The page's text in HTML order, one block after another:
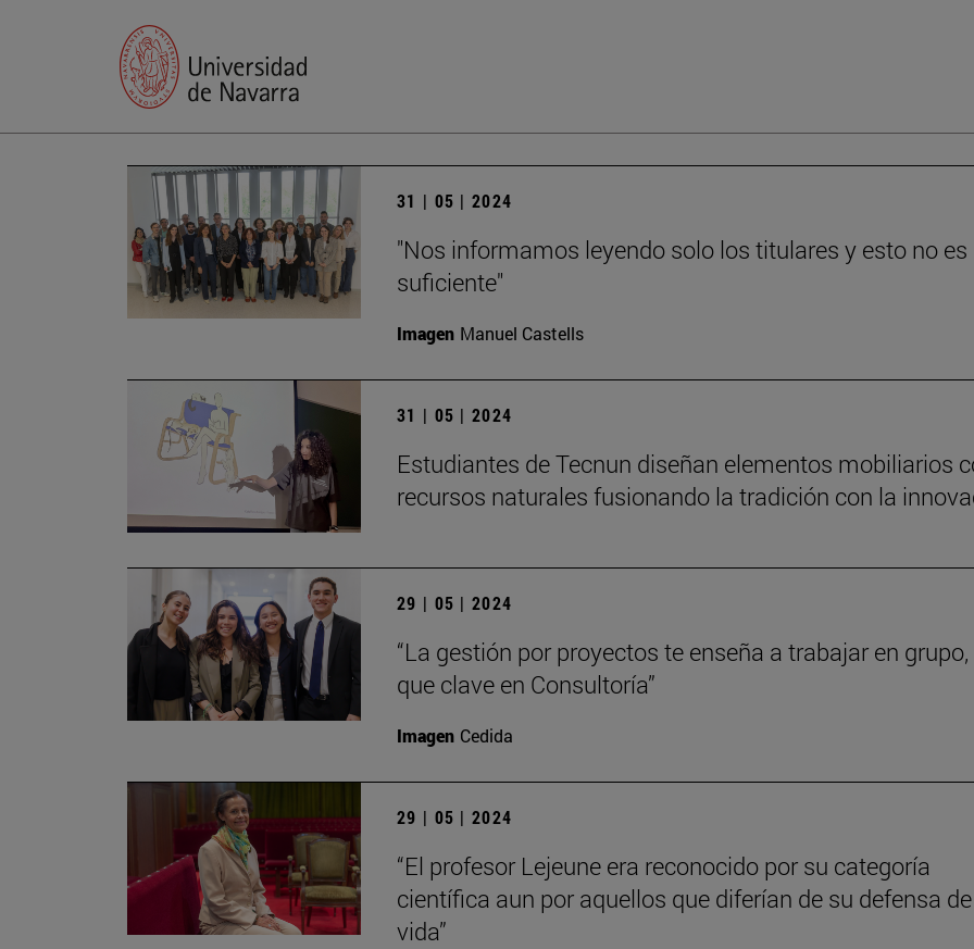
31 | 05 | 2024
"Nos informamos leyendo solo los titulares y esto no es
suficiente"
Imagen Manuel Castells
31 | 05 | 2024
Estudiantes de Tecnun diseñan elementos mobiliarios
recursos naturales fusionando la tradición con la
29 | 05 | 2024
“La gestión por proyectos te enseña a trabajar en
que clave en Consultoría”
Imagen Cedida
29 | 05 | 2024
“El profesor Lejeune era reconocido por su categoría
científica aun por aquellos que diferían de su defensa
vida”